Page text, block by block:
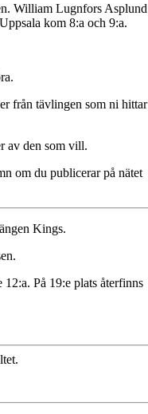
William Lugnfors Asplund
kom 8:a och 9:a.
från tävlingen som ni hittar
av den som vill.
om du publicerar på nätet
Kings.
På 19:e plats återfinns